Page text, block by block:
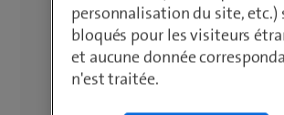
personnalisation du site, etc.)
bloqués pour les visiteurs
et aucune donnée
n'est traitée.